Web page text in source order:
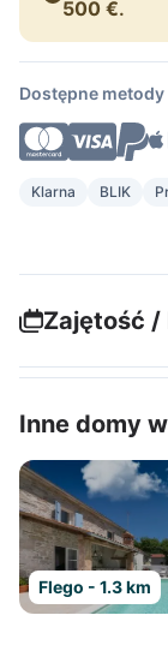
500 €.
Dostępne metody
Klarna BLIK
Zajętość /
Inne domy
Flego - 1.3 km